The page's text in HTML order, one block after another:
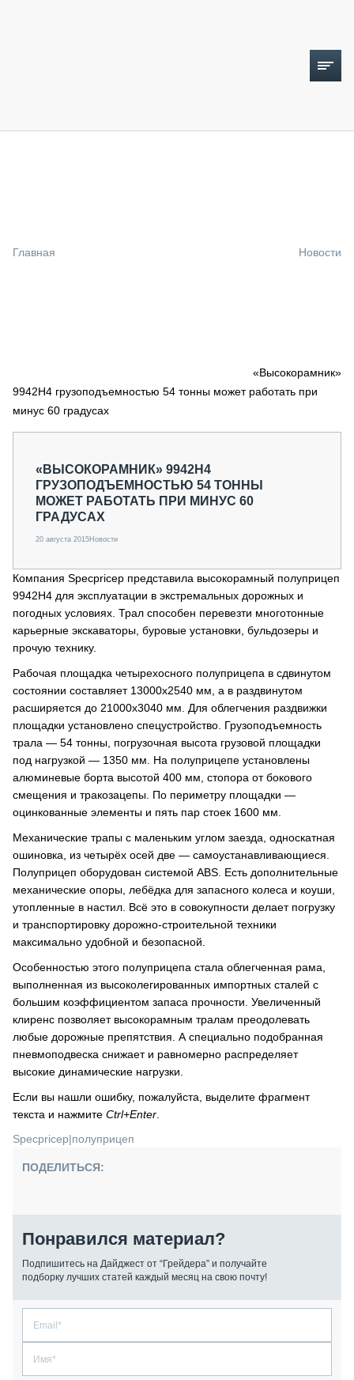
СПЕЦПРОЕКТЫ
МЕРОПРИЯТИЯ
СТАТЬИ ПО КАТЕГОРИЯМ ТЕХНИКИ
Главная Новости
«Высокорамник»
9942Н4 грузоподъемностью 54 тонны может работать при
минус 60 градусах
«ВЫСОКОРАМНИК» 9942Н4
ГРУЗОПОДЪЕМНОСТЬЮ 54 ТОННЫ
МОЖЕТ РАБОТАТЬ ПРИ МИНУС 60
ГРАДУСАХ
20 августа 2015Новости
Компания Specpricep представила высокорамный полуприцеп
9942Н4 для эксплуатации в экстремальных дорожных и
погодных условиях. Трал способен перевезти многотонные
карьерные экскаваторы, буровые установки, бульдозеры и
прочую технику.
Рабочая площадка четырехосного полуприцепа в сдвинутом
состоянии составляет 13000х2540 мм, а в раздвинутом
расширяется до 21000х3040 мм. Для облегчения раздвижки
площадки установлено спецустройство. Грузоподъемность
трала — 54 тонны, погрузочная высота грузовой площадки
под нагрузкой — 1350 мм. На полуприцепе установлены
алюминевые борта высотой 400 мм, стопора от бокового
смещения и тракозацепы. По периметру площадки —
оцинкованные элементы и пять пар стоек 1600 мм.
Механические трапы с маленьким углом заезда, односкатная
ошиновка, из четырёх осей две — самоустанавливающиеся.
Полуприцеп оборудован системой ABS. Есть дополнительные
механические опоры, лебёдка для запасного колеса и коуши,
утопленные в настил. Всё это в совокупности делает погрузку
и транспортировку дорожно-строительной техники
максимально удобной и безопасной.
Особенностью этого полуприцепа стала облегченная рама,
выполненная из высоколегированных импортных сталей с
большим коэффициентом запаса прочности. Увеличенный
клиренс позволяет высокорамным тралам преодолевать
любые дорожные препятствия. А специально подобранная
пневмоподвеска снижает и равномерно распределяет
высокие динамические нагрузки.
Если вы нашли ошибку, пожалуйста, выделите фрагмент
текста и нажмите Ctrl+Enter
Specpricep|полуприцеп
ПОДЕЛИТЬСЯ:
Понравился материал?
Подпишитесь на Дайджест от “Грейдера” и получайте
подборку лучших статей каждый месяц на свою почту!